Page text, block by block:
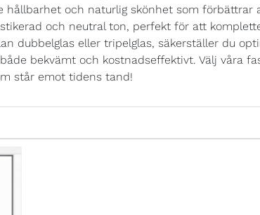
hållbarhet och naturlig skönhet som förbättrar
och neutral ton, perfekt för att
dubbelglas eller tripelglas, säkerställer du
bekvämt och kostnadseffektivt. Välj våra
står emot tidens tand!